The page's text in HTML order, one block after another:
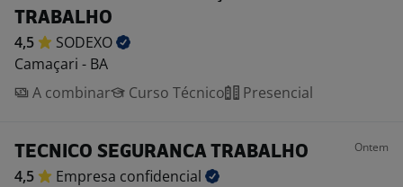
TRABALHO
4,5
SODEXO
Camaçari - BA
A combinar
Curso Técnico Presencial
TECNICO SEGURANCA TRABALHO Ontem
4,5 Empresa confidencial